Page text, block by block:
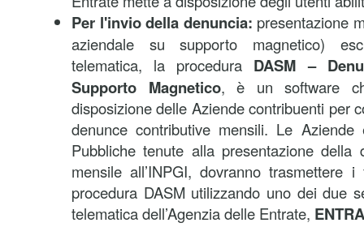
Per l'invio della denuncia: presentazione
aziendale su supporto magnetico)
telematica, la procedura DASM –
Supporto Magnetico, è un software
disposizione delle Aziende contribuenti per
denunce contributive mensili. Le Aziende
Pubbliche tenute alla presentazione della
mensile all’INPGI, dovranno trasmettere
procedura DASM utilizzando uno dei due
telematica dell’Agenzia delle Entrate,